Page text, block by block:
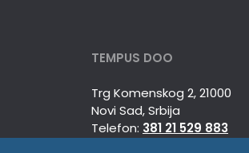
TEMPUS DOO
Trg Komenskog 2, 21000
Novi Sad, Srbija
Telefon: 381 21 529 883